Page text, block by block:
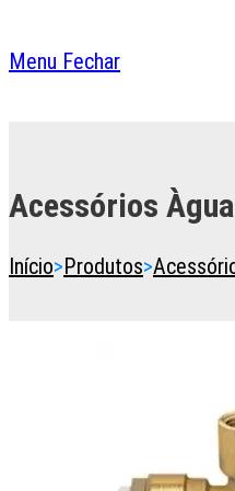
Menu Fechar
to
or
collapse
Acessórios
Início>Produtos>